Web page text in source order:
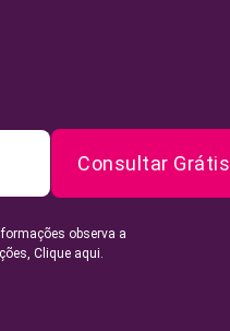
Consultar Grátis
observa a
Clique aqui.